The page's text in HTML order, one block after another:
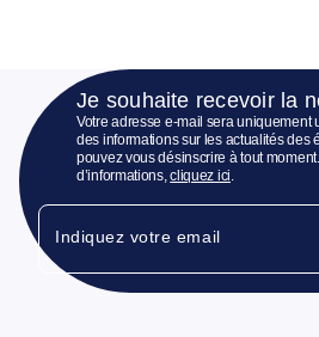
Je souhaite recevoir la
Votre adresse e-mail sera uniquement
des informations sur les actualités des
pouvez vous désinscrire à tout
d’informations,cliquez ici.
Indiquez votre email